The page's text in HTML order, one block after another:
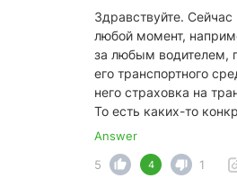
Здравствуйте.
любой момент,
за любым водителем,
его транспортного
него страховка на
То есть каких-то
Answer
5
4 1